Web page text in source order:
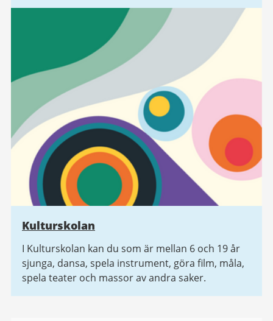
Kulturskolan
I Kulturskolan kan du som är mellan 6 och 19 år
sjunga, dansa, spela instrument, göra film, måla,
spela teater och massor av andra saker.